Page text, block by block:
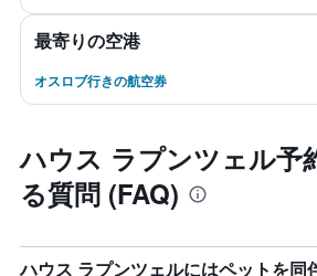
最寄りの空港
オスロブ行きの航空券
ハウス ラプンツェル予
る質問 (FAQ)
ハウス ラプンツェルにはペットを同